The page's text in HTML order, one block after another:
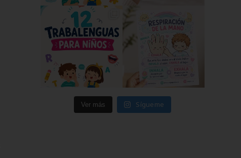
Ver más Sígueme